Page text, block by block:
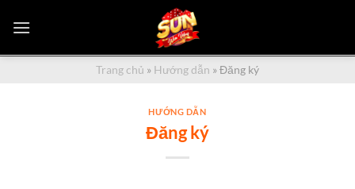
qua
Trang chủ » Hướng dẫn »Đăng ký
HƯỚNG DẪN
Đăng ký